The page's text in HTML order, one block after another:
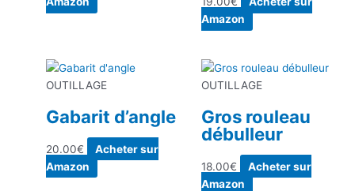
Amazon
OUTILLAGE
Gabarit d’angle
20.00€
Acheter sur
Amazon
OUTILLAGE
Gros rouleau
débulleur
18.00€
Acheter sur
Amazon